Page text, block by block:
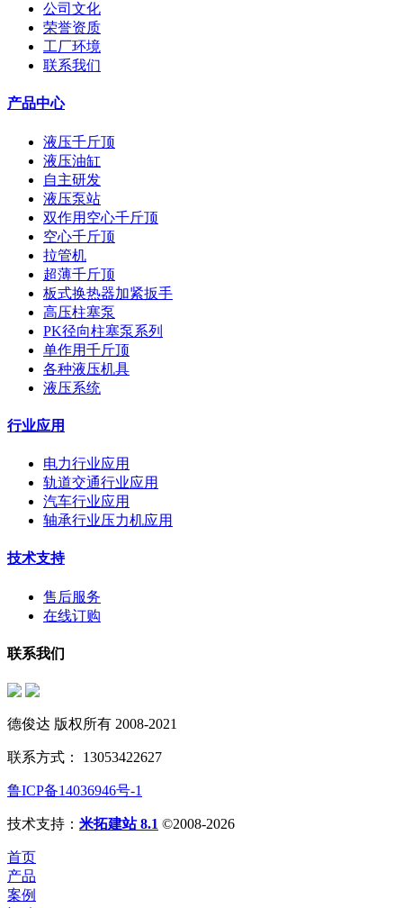
公司文化
荣誉资质
工厂环境
联系我们
产品中心
液压千斤顶
液压油缸
自主研发
液压泵站
双作用空心千斤顶
空心千斤顶
拉管机
超薄千斤顶
板式换热器加紧扳手
高压柱塞泵
PK径向柱塞泵系列
单作用千斤顶
各种液压机具
液压系统
行业应用
电力行业应用
轨道交通行业应用
汽车行业应用
轴承行业压力机应用
技术支持
售后服务
在线订购
联系我们
德俊达 版权所有 2008-2021
联系方式： 13053422627
鲁ICP备14036946号-1
技术支持： 米拓建站 8.1 ©2008-2026
首页
产品
案例